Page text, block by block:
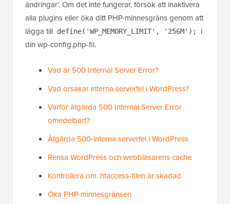
ändringar'. Om det inte fungerar, försök att inaktivera
alla plugins eller öka ditt PHP-minnesgräns genom att
lägga till define('WP_MEMORY_LIMIT', '256M');
i
din wp-config.php-fil.
Vad är 500 Internal Server Error?
Vad orsakar interna serverfel i WordPress?
Varför åtgärda 500 Internal Server Error
omedelbart?
Åtgärda 500-interna serverfel i WordPress
Rensa WordPress och webbläsarens cache
Kontrollera om .htaccess-filen är skadad
Öka PHP-minnesgränsen